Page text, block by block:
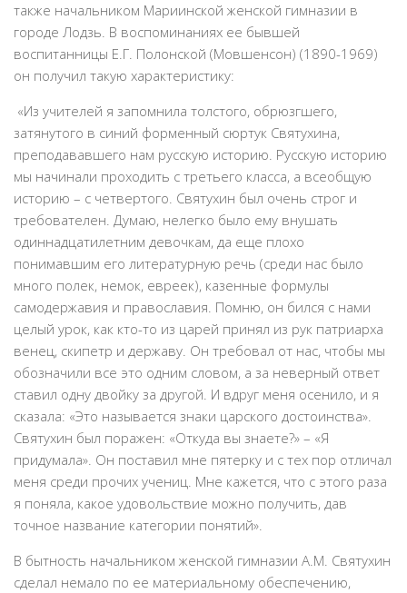
также начальником Мариинской женской гимназии в
городе Лодзь. В воспоминаниях ее бывшей
воспитанницы Е.Г. Полонской (Мовшенсон) (1890-1969)
он получил такую характеристику:
«Из учителей я запомнила толстого, обрюзгшего,
затянутого в синий форменный сюртук Святухина,
преподававшего нам русскую историю. Русскую историю
мы начинали проходить с третьего класса, а всеобщую
историю – с четвертого. Святухин был очень строг и
требователен. Думаю, нелегко было ему внушать
одиннадцатилетним девочкам, да еще плохо
понимавшим его литературную речь (среди нас было
много полек, немок, евреек), казенные формулы
самодержавия и православия. Помню, он бился с нами
целый урок, как кто-то из царей принял из рук патриарха
венец, скипетр и державу. Он требовал от нас, чтобы мы
обозначили все это одним словом, а за неверный ответ
ставил одну двойку за другой. И вдруг меня осенило, и я
сказала: «Это называется знаки царского достоинства».
Святухин был поражен: «Откуда вы знаете?» – «Я
придумала». Он поставил мне пятерку и с тех пор отличал
меня среди прочих учениц. Мне кажется, что с этого раза
я поняла, какое удовольствие можно получить, дав
точное название категории понятий».
В бытность начальником женской гимназии А.М. Святухин
сделал немало по ее материальному обеспечению,